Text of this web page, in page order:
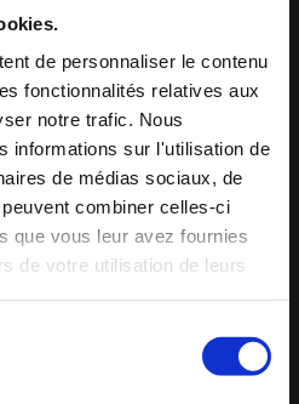
de personnaliser le contenu
fonctionnalités relatives aux
notre trafic. Nous
informations sur l'utilisation de
de médias sociaux, de
combiner celles-ci
que vous leur avez fournies
de votre utilisation de leurs